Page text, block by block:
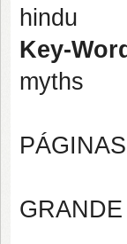
hindu
Key-
myths